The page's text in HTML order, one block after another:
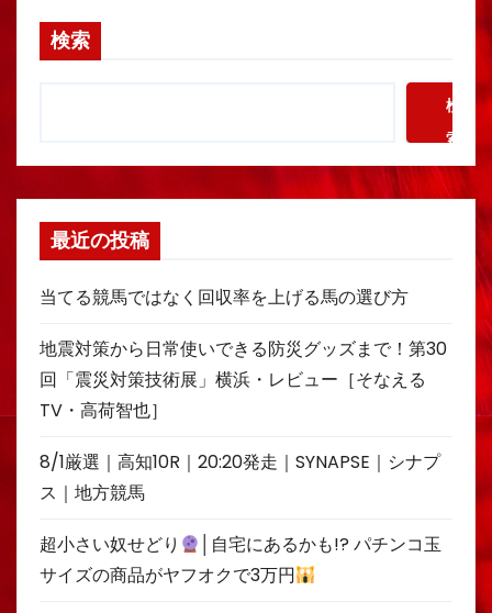
検索
検
索
最近の投稿
当てる競馬ではなく回収率を上げる馬の選び方
地震対策から日常使いできる防災グッズまで！第30
回「震災対策技術展」横浜・レビュー［そなえる
TV・高荷智也］
8/1厳選｜高知10R｜20:20発走｜SYNAPSE｜シナプ
ス｜地方競馬
超小さい奴せどり
│自宅にあるかも!? パチンコ玉
サイズの商品がヤフオクで3万円